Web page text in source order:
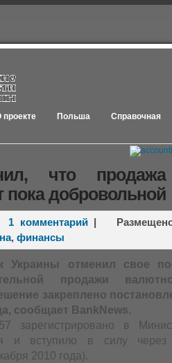
проекте Польша Справочная
что продажа
пока добровольной
1 комментарий |
, финансы
Украины отменил свое
продажи
закреплено
сообщает BankNews.
зарегистрировано в
и вступило в силу
2010 года).